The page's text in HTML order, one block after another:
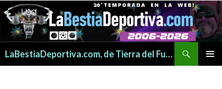
LaBestiaDeportiva.com, de Tierra del Fuego para todo el mundo